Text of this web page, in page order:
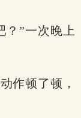
”一次晚上
作顿了顿，